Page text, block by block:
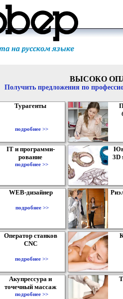
ВЫСОКО
Получить предложения по
Турагенты
подробнее >>
IT и программи-
рование
подробнее >>
3D
WEB-дизайнер
подробнее >>
Оператор станков
CNC
подробнее >>
Акупрессура и
точечный массаж
подробнее >>